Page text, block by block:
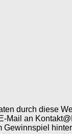
durch diese
an